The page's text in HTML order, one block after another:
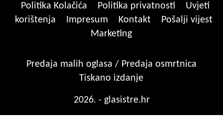
Politika Kolačića Politika privatnosti
Uvjeti
korištenja
Impresum Kontakt
Pošalji vijest
Marketing
Predaja malih oglasa / Predaja osmrtnica
Tiskano izdanje
2026. - glasistre.hr